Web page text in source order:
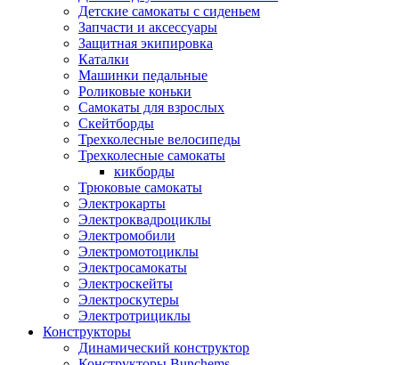
Детские самокаты с сиденьем
Запчасти и аксессуары
Защитная экипировка
Каталки
Машинки педальные
Роликовые коньки
Самокаты для взрослых
Скейтборды
Трехколесные велосипеды
Трехколесные самокаты
кикборды
Трюковые самокаты
Электрокарты
Электроквадроциклы
Электромобили
Электромотоциклы
Электросамокаты
Электроскейты
Электроскутеры
Электротрициклы
Конструкторы
Динамический конструктор